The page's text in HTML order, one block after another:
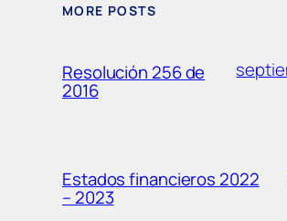
MORE POSTS
Resolución 256 de
2016
Estados financieros 2022
– 2023